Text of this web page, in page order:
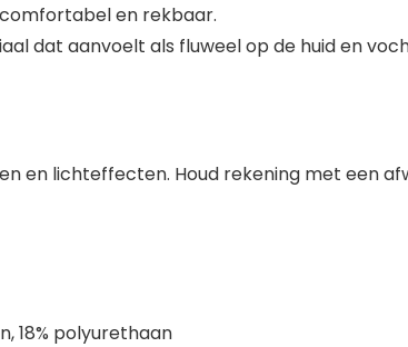
en rekbaar.
dat aanvoelt als fluweel op de huid en
en lichteffecten. Houd rekening met een
18% polyurethaan